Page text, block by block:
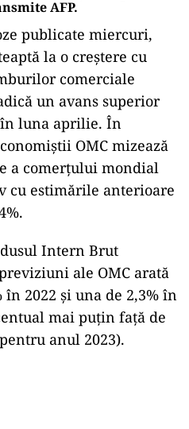
AFP.
publicate miercuri,
la o creştere cu
comerciale
un avans superior
în luna aprilie. În
OMC mizează
a comerţului mondial
cu estimările anterioare
Intern Brut
ale OMC arată
în 2022 şi una de 2,3% în
mai puţin faţă de
anul 2023).